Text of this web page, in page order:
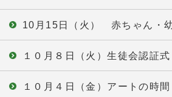
10月15日（火） 赤ちゃん・
１０月８日（火）生徒会認証式
１０月４日（金）アートの時間